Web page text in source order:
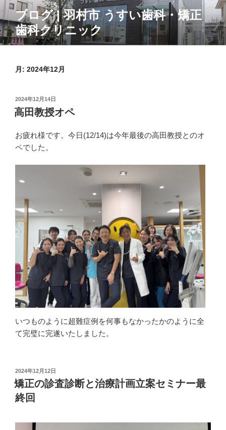
コ
ン
テ
ン
ブログ | 羽村市 うすい歯科・矯正
歯科クリニック
月: 2024年12月
投
稿
日:
2024年12月14日
高田教授オペ
お疲れ様です。今日(12/14)は今年最後の高田教授とのオ
ペでした。
いつものように超難症例を何事もなかったかのように全
て完璧に完遂いたしました。
投
稿
日:
2024年12月12日
矯正の診査診断と治療計画立案セミナー最
終回